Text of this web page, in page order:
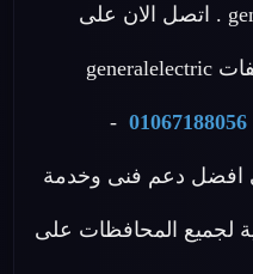
التكييفات لماركة generalelectric . اتصل الان على
ارقام خدمة عملاء اصلاح تكييفات generalelectric
01067188056
-
افضل دعم فنى وخدمة
لجميع المحافظات على